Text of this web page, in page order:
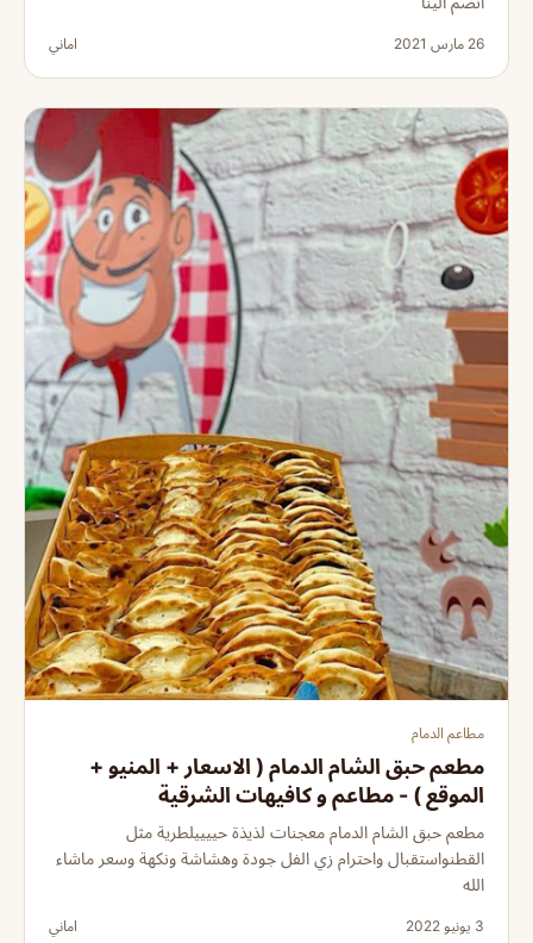
26 مارس 2021 اماني
مطاعم الدمام
مطعم حبق الشام الدمام ( الاسعار + المنيو +
الموقع ) - مطاعم و كافيهات الشرقية
مطعم حبق الشام الدمام معجنات لذيذة حييييلطرية مثل
القطنواستقبال واحترام زي الفل جودة وهشاشة ونكهة وسعر ماشاء
الله
3 يونيو 2022 اماني